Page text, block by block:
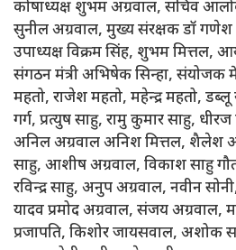
कोषाध्यक्ष शुभम अग्रवाल, सचिव
सुनील अग्रवाल, मुख्य संरक्षक डॉ गणेश
उपाध्यक्ष विक्रम सिंह, शुभम मित्तल,
संगठन मंत्री अभिषेक सिन्हा, संयोजक
महतो, राजेश महतो, महेन्द्र महतो,
गर्ग, प्रत्युष साहु, रामु कुमार साहु,
अनिल अग्रवाल अनिश मित्तल, शैलेश
साहु, आशीष अग्रवाल, विकाश साहु
रविन्द्र साहु, अनुप अग्रवाल, नवीन
यादव प्रमोद अग्रवाल, संजय अग्रवाल,
प्रजापति, किशोर जायसवाल, अशोक